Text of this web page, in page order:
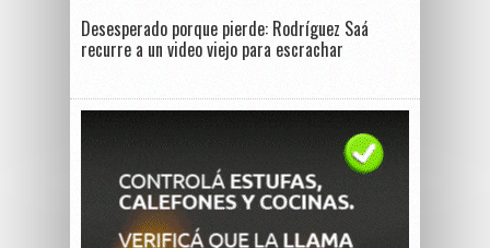
Desesperado porque pierde: Rodríguez Saá
recurre a un video viejo para escrachar